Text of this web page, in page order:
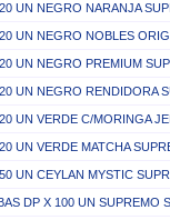
UN NEGRO NARANJA
UN NEGRO NOBLES
UN NEGRO PREMIUM
UN NEGRO RENDIDORA
UN VERDE C/MORINGA
UN VERDE MATCHA
UN CEYLAN MYSTIC
DP X 100 UN SUPREMO